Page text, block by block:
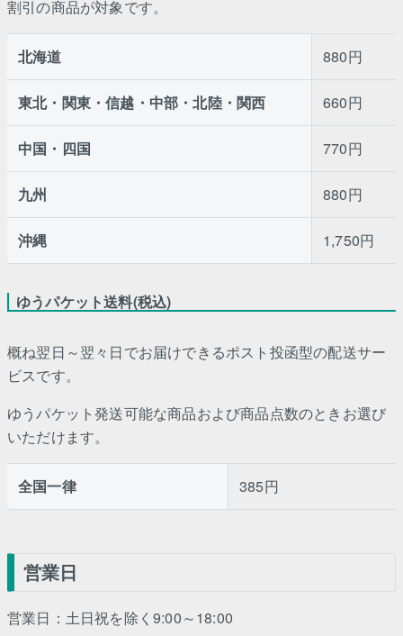
割引の商品が対象です。
北海道 880円
東北・関東・信越・中部・北陸・関西 660円
中国・四国 770円
九州 880円
沖縄 1,750円
ゆうパケット送料(税込)
概ね翌日～翌々日でお届けできるポスト投函型の配送サー
ビスです。
ゆうパケット発送可能な商品および商品点数のときお選び
いただけます。
全国一律 385円
営業日
営業日：土日祝を除く9:00～18:00